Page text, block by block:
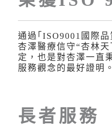
通過｢ISO9001國際
杏澤醫療信守“杏林
定，也是對杏澤一直
服務觀念的最好證明。
長者服務